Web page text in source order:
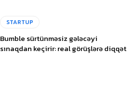
STARTUP
Bumble sürtünməsiz gələcəyi
sınaqdan keçirir: real görüşlərə diqqət